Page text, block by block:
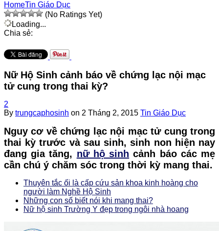
HomeTin Giáo Dục
(No Ratings Yet)
Loading...
Chia sẻ:
Nữ Hộ Sinh cảnh báo về chứng lạc nội mạc
tử cung trong thai kỳ?
2
By trungcaphosinh on 2 Tháng 2, 2015 Tin Giáo Dục
Nguy cơ về chứng lạc nội mạc tử cung trong
thai kỳ trước và sau sinh, sinh non hiện nay
đang gia tăng, nữ hộ sinh cảnh báo các mẹ
cần chú ý chăm sóc trong thời kỳ mang thai.
Thuyên tắc ối là cấp cứu sản khoa kinh hoàng cho
người làm Nghề Hộ Sinh
Những con số biết nói khi mang thai?
Nữ hộ sinh Trường Y đẹp trong ngôi nhà hoang